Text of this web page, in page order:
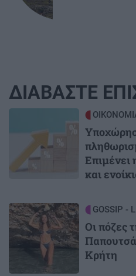
ΔΙΑΒΑΣΤΕ
Επιμένει
και
Image GOSSIP -
Οι πόζες
Κρήτη